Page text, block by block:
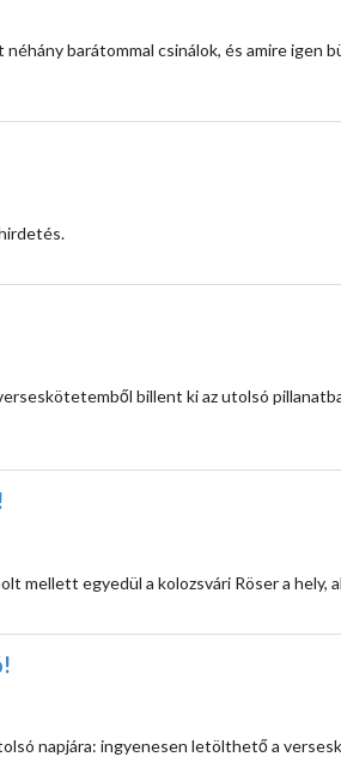
barátommal csinálok, és amire igen
billent ki az utolsó
mellett egyedül a kolozsvári Röser a hely,
napjára: ingyenesen letölthető a